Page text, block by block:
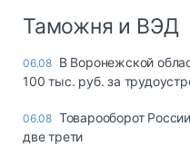
Таможня и ВЭД
06.08 В Воронежской
100 тыс. руб. за
06.08 Товарооборот
две трети